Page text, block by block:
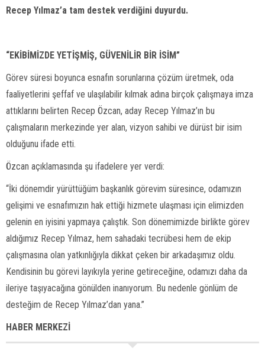
Recep Yılmaz’a tam destek verdiğini duyurdu.
“EKİBİMİZDE YETİŞMİŞ, GÜVENİLİR BİR İSİM”
Görev süresi boyunca esnafın sorunlarına çözüm üretmek, oda
faaliyetlerini şeffaf ve ulaşılabilir kılmak adına birçok çalışmaya imza
attıklarını belirten Recep Özcan, aday Recep Yılmaz’ın bu
çalışmaların merkezinde yer alan, vizyon sahibi ve dürüst bir isim
olduğunu ifade etti.
Özcan açıklamasında şu ifadelere yer verdi:
“İki dönemdir yürüttüğüm başkanlık görevim süresince, odamızın
gelişimi ve esnafımızın hak ettiği hizmete ulaşması için elimizden
gelenin en iyisini yapmaya çalıştık. Son dönemimizde birlikte görev
aldığımız Recep Yılmaz, hem sahadaki tecrübesi hem de ekip
çalışmasına olan yatkınlığıyla dikkat çeken bir arkadaşımız oldu.
Kendisinin bu görevi layıkıyla yerine getireceğine, odamızı daha da
ileriye taşıyacağına gönülden inanıyorum. Bu nedenle gönlüm de
desteğim de Recep Yılmaz’dan yana.”
HABER MERKEZİ